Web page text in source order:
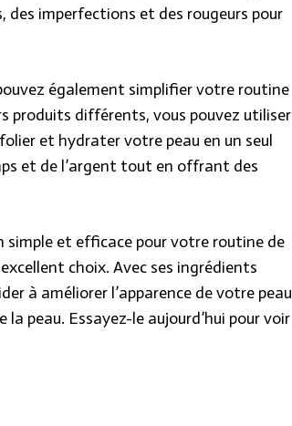
des imperfections et des rougeurs pour
également simplifier votre routine
produits différents, vous pouvez utiliser
et hydrater votre peau en un seul
et de l’argent tout en offrant des
simple et efficace pour votre routine de
choix. Avec ses ingrédients
à améliorer l’apparence de votre peau
peau. Essayez-le aujourd’hui pour voir